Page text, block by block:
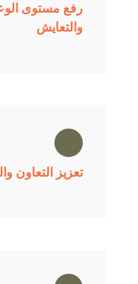
رفع مستوى
والتعايش
تعزيز التعاون